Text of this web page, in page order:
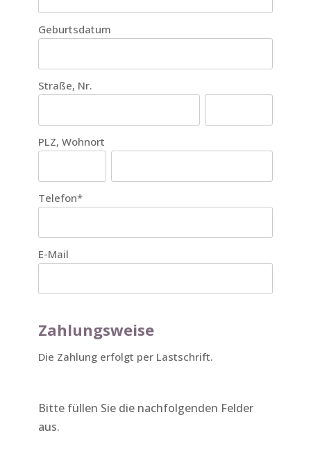
Geburtsdatum
Straße, Nr.
PLZ, Wohnort
Telefon*
E-Mail
Zahlungsweise
Die Zahlung erfolgt per Lastschrift.
Bitte füllen Sie die nachfolgenden Felder
aus.